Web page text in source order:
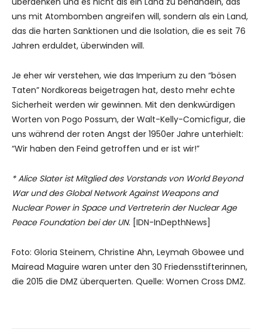
uns mit Atombomben angreifen will, sondern als ein Land,
das die harten Sanktionen und die Isolation, die es seit 76
Jahren erduldet, überwinden will.
Je eher wir verstehen, wie das Imperium zu den “bösen
Taten” Nordkoreas beigetragen hat, desto mehr echte
Sicherheit werden wir gewinnen. Mit den denkwürdigen
Worten von Pogo Possum, der Walt-Kelly-Comicfigur, die
uns während der roten Angst der 1950er Jahre unterhielt:
“Wir haben den Feind getroffen und er ist wir!”
* Alice Slater ist Mitglied des Vorstands von World Beyond
War und des Global Network Against Weapons and
Nuclear Power in Space und Vertreterin der Nuclear Age
Peace Foundation bei der UN. [IDN-InDepthNews]
Foto: Gloria Steinem, Christine Ahn, Leymah Gbowee und
Mairead Maguire waren unter den 30 Friedensstifterinnen,
die 2015 die DMZ überquerten. Quelle: Women Cross DMZ.